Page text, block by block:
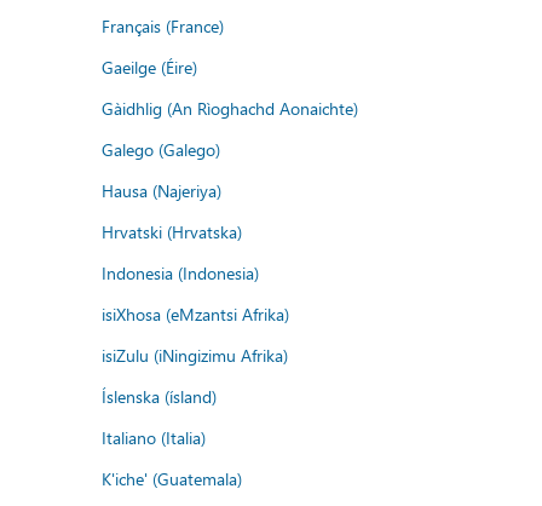
Français (France)
Gaeilge (Éire)
Gàidhlig (An Rìoghachd Aonaichte)
Galego (Galego)
Hausa (Najeriya)
Hrvatski (Hrvatska)
Indonesia (Indonesia)
isiXhosa (eMzantsi Afrika)
isiZulu (iNingizimu Afrika)
Íslenska (ísland)
Italiano (Italia)
K'iche' (Guatemala)